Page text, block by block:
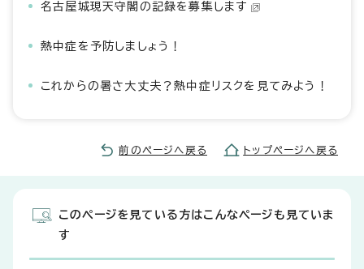
名古屋城現天守閣の記録を募集します
熱中症を予防しましょう！
これからの暑さ大丈夫？熱中症リスクを見てみよう！
前のページへ戻る トップページへ戻る
このページを見ている方はこんなページも見ていま
す